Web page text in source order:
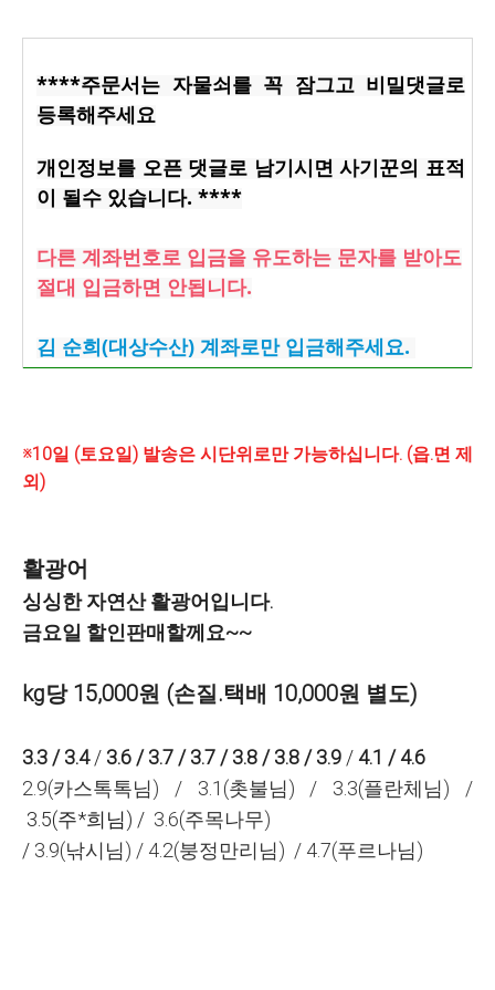
****주문서는 자물쇠를 꼭 잠그고 비밀댓글로
등록해주세요
개인정보를 오픈 댓글로 남기시면 사기꾼의 표적
이 될수 있습니다. ****
다른 계좌번호로 입금을 유도하는 문자를 받아도
절대 입금하면 안됩니다.
김 순희(대상수산) 계좌로만 입금해주세요.
※10일 (토요일) 발송은 시단위로만 가능하십니다. (읍.면 제
외)
활광어
싱싱한 자연산 활광어입니다.
금요일 할인판매할께요~~
kg당 15,000원 (손질.택배 10,000원 별도)
3.3 / 3.4/ 3.6 / 3.7 / 3.7 / 3.8 / 3.8 / 3.9 / 4.1 /4.6
2.9(카스톡톡님)
/ 3.1(촛불님) /
3.3(플란체님) /
3.5(주*희님) / 3.6(주목나무)
/ 3.9(낚시님) / 4.2(붕정만리님) / 4.7(푸르나님)